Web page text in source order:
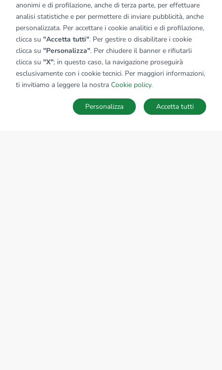
anonimi e di profilazione, anche di terza parte, per effettuare
analisi statistiche e per permettere di inviare pubblicità, anche
personalizzata. Per accettare i cookie analitici e di profilazione,
clicca su "Accetta tutti". Per gestire o disabilitare i cookie
clicca su "Personalizza". Per chiudere il banner e rifiutarli
clicca su "X"; in questo caso, la navigazione proseguirà
esclusivamente con i cookie tecnici. Per maggiori informazioni,
ti invitiamo a leggere la nostra Cookie policy.
Accetta tutti
Personalizza